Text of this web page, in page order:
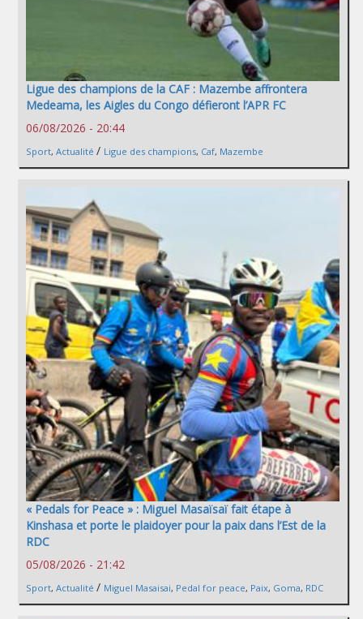
Ligue des champions de la CAF : Mazembe affrontera
Medeama, les Aigles du Congo défieront l’APR FC
06/08/2026 - 20:44
Sport, Actualité / Ligue des champions, Caf, Mazembe
« Pedals for Peace » : Miguel Masaïsaï fait étape à
Kinshasa et porte le plaidoyer pour la paix dans l’Est de la
RDC
05/08/2026 - 21:42
Sport, Actualité / Miguel Masaisai, Pedal for peace, Paix, Goma, RDC